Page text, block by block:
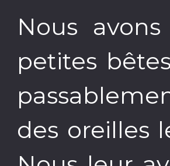
Nous
petites
des oreilles